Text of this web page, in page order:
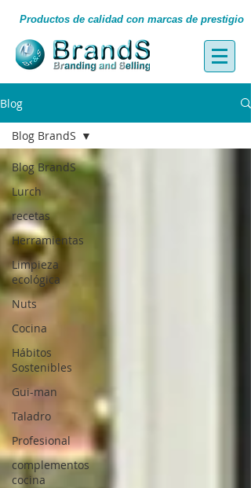
Productos de calidad con marcas de prestigio
Blog
Blog BrandS
Lurch
recetas
Herramientas
Limpieza
ecológica
Nuts
Cocina
Hábitos
Sostenibles
Gui-man
Taladro
Profesional
complementos
cocina
Blog BrandS